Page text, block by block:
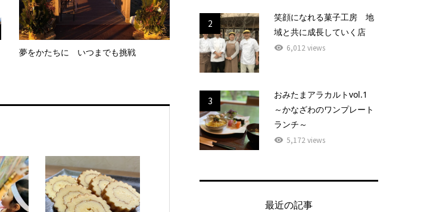
夢をかたちに いつまでも挑戦
2
笑顔になれる菓子工房 地
域と共に成長していく店
6,012 views
3
おみたまアラカルトvol.1
～かなざわのワンプレート
ランチ～
5,172 views
最近の記事